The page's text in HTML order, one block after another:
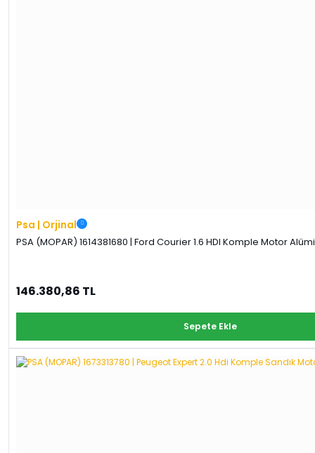
Psa | Orjinal
PSA (MOPAR) 1614381680 | Ford Courier 1.6 HDI Komple Motor
146.380,86 TL
Sepete Ekle